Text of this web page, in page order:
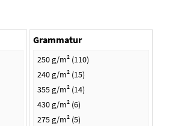
Grammatur
250 g/m² (110)
240 g/m² (15)
355 g/m² (14)
430 g/m² (6)
275 g/m² (5)